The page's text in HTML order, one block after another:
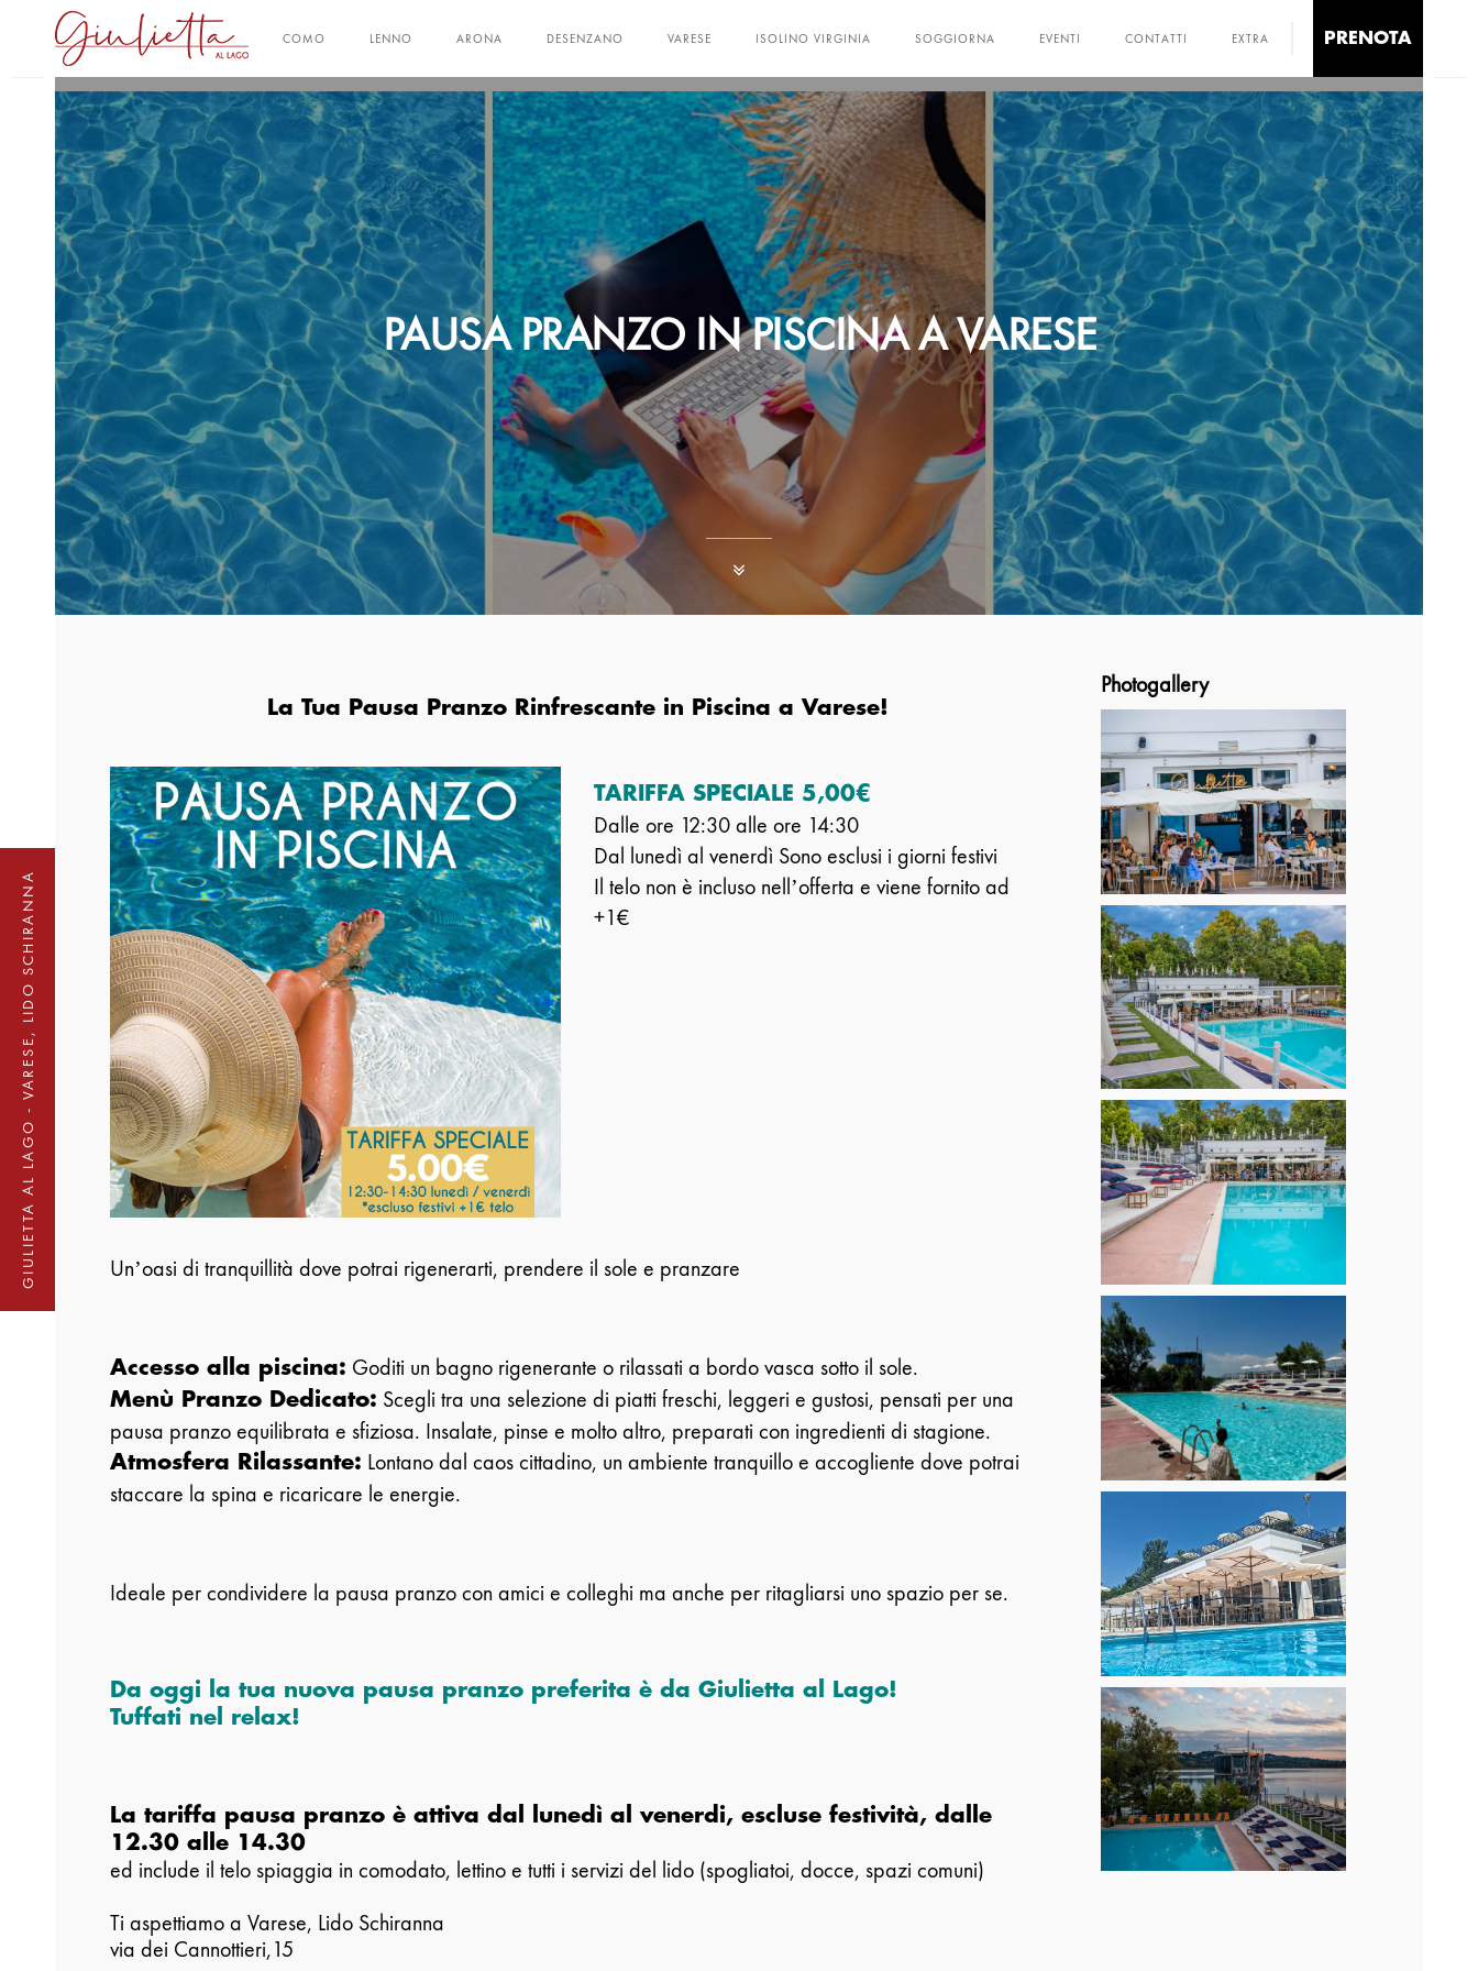
PRENOTA
COMO LENNO ARONA DESENZANO VARESE ISOLINO VIRGINIA SOGGIORNA EVENTI CONTATTI EXTRA
GIULIETTA AL LAGO - VARESE, LIDO SCHIRANNA
PAUSA PRANZO IN PISCINA A VARESE
La Tua Pausa Pranzo Rinfrescante in Piscina a Varese!
TARIFFA SPECIALE 5,00€
Dalle ore 12:30 alle ore 14:30
Dal lunedì al venerdì Sono esclusi i giorni festivi
Il telo non è incluso nell’offerta e viene fornito ad
+1€
Un’oasi di tranquillità dove potrai rigenerarti, prendere il sole e pranzare
Accesso alla piscina: Goditi un bagno rigenerante o rilassati a bordo vasca sotto il sole.
Menù Pranzo Dedicato: Scegli tra una selezione di piatti freschi, leggeri e gustosi, pensati per una
pausa pranzo equilibrata e sfiziosa. Insalate, pinse e molto altro, preparati con ingredienti di stagione.
Atmosfera Rilassante: Lontano dal caos cittadino, un ambiente tranquillo e accogliente dove potrai
staccare la spina e ricaricare le energie.
Ideale per condividere la pausa pranzo con amici e colleghi ma anche per ritagliarsi uno spazio per se.
Da oggi la tua nuova pausa pranzo preferita è da Giulietta al Lago!
Tuffati nel relax!
La tariffa pausa pranzo è attiva dal lunedì al venerdi, escluse festività, dalle
12.30 alle 14.30
ed include il telo spiaggia in comodato, lettino e tutti i servizi del lido (spogliatoi, docce, spazi comuni)
Ti aspettiamo a Varese, Lido Schiranna
via dei Cannottieri,15
Photogallery